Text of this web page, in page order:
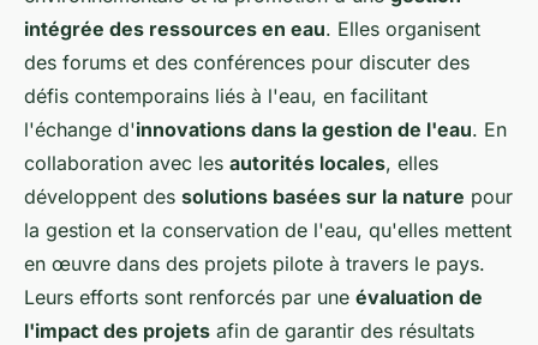
intégrée des ressources en eau. Elles organisent
des forums et des conférences pour discuter des
défis contemporains liés à l'eau, en facilitant
l'échange d'innovations dans la gestion de l'eau. En
collaboration avec les autorités locales, elles
développent des solutions basées sur la nature pour
la gestion et la conservation de l'eau, qu'elles mettent
en œuvre dans des projets pilote à travers le pays.
Leurs efforts sont renforcés par une évaluation de
l'impact des projets afin de garantir des résultats